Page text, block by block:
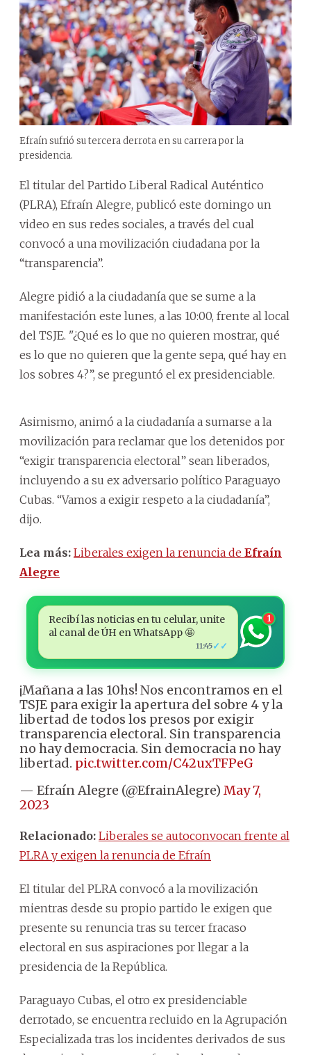
Efraín sufrió su tercera derrota en su carrera por la
presidencia.
El titular del Partido Liberal Radical Auténtico
(PLRA), Efraín Alegre, publicó este domingo un
video en sus redes sociales, a través del cual
convocó a una movilización ciudadana por la
“transparencia”.
Alegre pidió a la ciudadanía que se sume a la
manifestación este lunes, a las 10:00, frente al local
del TSJE. "¿Qué es lo que no quieren mostrar, qué
es lo que no quieren que la gente sepa, qué hay en
los sobres 4?”, se preguntó el ex presidenciable.
Asimismo, animó a la ciudadanía a sumarse a la
movilización para reclamar que los detenidos por
“exigir transparencia electoral” sean liberados,
incluyendo a su ex adversario político Paraguayo
Cubas. “Vamos a exigir respeto a la ciudadanía”,
dijo.
Lea más: Liberales exigen la renuncia de Efraín
Alegre
Recibí las noticias en tu celular, unite
al canal de ÚH en WhatsApp 🤩
11:45✓✓
1
¡Mañana a las 10hs! Nos encontramos en el
TSJE para exigir la apertura del sobre 4 y la
libertad de todos los presos por exigir
transparencia electoral. Sin transparencia
no hay democracia. Sin democracia no hay
libertad. pic.twitter.com/C42uxTFPeG
— Efraín Alegre (@EfrainAlegre) May 7,
2023
Relacionado: Liberales se autoconvocan frente al
PLRA y exigen la renuncia de Efraín
El titular del PLRA convocó a la movilización
mientras desde su propio partido le exigen que
presente su renuncia tras su tercer fracaso
electoral en sus aspiraciones por llegar a la
presidencia de la República.
Paraguayo Cubas, el otro ex presidenciable
derrotado, se encuentra recluido en la Agrupación
Especializada tras los incidentes derivados de sus